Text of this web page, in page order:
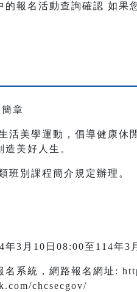
的報名活動查詢確認 如
章
美學運動，倡導健康休
美好人生。
班別課程簡介規定辦理。
年3月10日08:00至114年3
名系統，網路報名網址:
chcsecgov/